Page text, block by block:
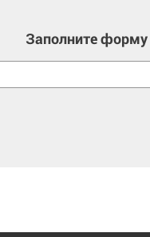
Заполните